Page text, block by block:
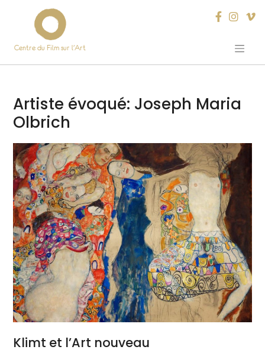
Centre du Film sur l’Art
Artiste évoqué: Joseph Maria
Olbrich
Klimt et l’Art nouveau